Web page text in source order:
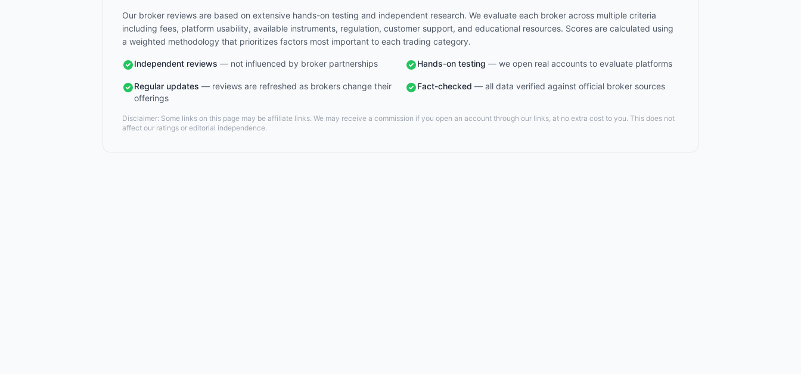
Our broker reviews are based on extensive hands-on testing and independent research. We evaluate each broker across multiple criteria
including fees, platform usability, available instruments, regulation, customer support, and educational resources. Scores are calculated using
a weighted methodology that prioritizes factors most important to each trading category.
Independent reviews — not influenced by broker partnerships Hands-on testing — we open real accounts to evaluate platforms
Regular updates — reviews are refreshed as brokers change their
offerings
Fact-checked — all data verified against official broker sources
Disclaimer: Some links on this page may be affiliate links. We may receive a commission if you open an account through our links, at no extra cost to you. This does not
affect our ratings or editorial independence.